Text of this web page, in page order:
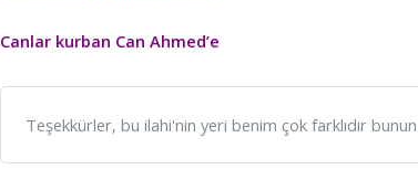
Canlar kurban Can Ahmed’e
Teşekkürler, bu ilahi'nin yeri benim çok farklıdır